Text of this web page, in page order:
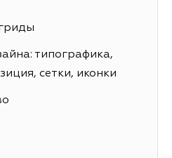
типографика,
сетки, иконки